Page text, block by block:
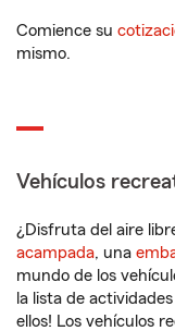
Comience su
mismo.
Vehículos
¿Disfruta del aire
acampada, una
mundo de los
la lista de
ellos! Los vehículos